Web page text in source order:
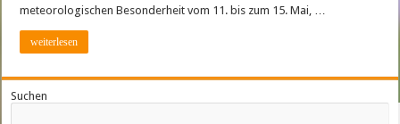
meteorologischen Besonderheit vom 11. bis zum 15. Mai, …
weiterlesen
Suchen